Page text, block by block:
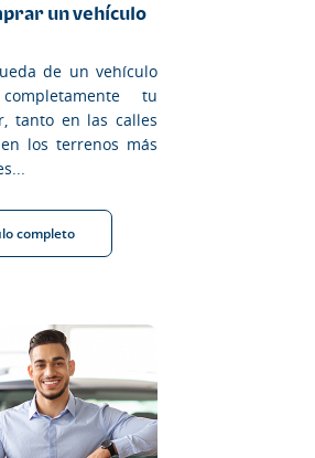
un vehículo
de un vehículo
tu
tanto en las calles
los terrenos más
completo